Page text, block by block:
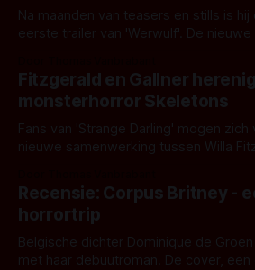
Na maanden van teasers en stills is hij
eerste trailer van 'Werwulf'. De
kille stijl vol folklore en mythe. Het
het het al raden?)... de weerwolf. Kijk
Fitzgerald en Gallner
monsterhorror Skeletons
Fans van 'Strange Darling' mogen
nieuwe samenwerking tussen Willa
'Skeletons', een nieuwe creature
opnames zijn gestart in Australië.
Recensie: Corpus Britney -
horrortrip
Belgische dichter Dominique de
met haar debuutroman. De cover, een